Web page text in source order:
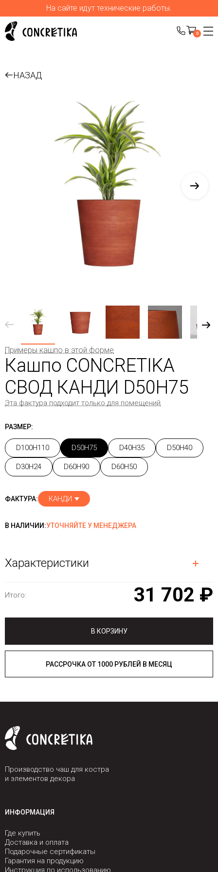
На сайте идут технические работы.
0
НАЗАД
Примеры кашпо в этой форме
Кашпо CONCRETIKA
СВОД КАНДИ D50H75
Эта фактура подходит только для помещений
РАЗМЕР:
D100H110 D50H75 D40H35 D50H40
D30H24 D60H90 D60H50
ФАКТУРА: КАНДИ
В НАЛИЧИИ:УТОЧНЯЙТЕ У МЕНЕДЖЕРА
Характеристики
Итого: 31 702 ₽
В КОРЗИНУ
РАССРОЧКА ОТ 1000 РУБЛЕЙ В МЕСЯЦ
Производство чаш для костра
и элементов декора
ИНФОРМАЦИЯ
Где купить
Доставка и оплата
Подарочные сертификаты
Гарантия на продукцию
Инструкция по использованию